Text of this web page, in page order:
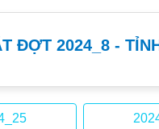
ĐỢT 2024_8 -